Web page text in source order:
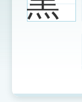
成語故事